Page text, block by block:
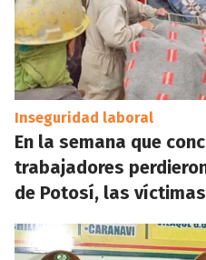
Inseguridad laboral
En la semana que
trabajadores
de Potosí, las